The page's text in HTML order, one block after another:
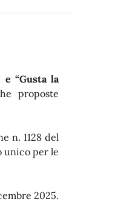
e “Gusta la
proposte
n. 1128 del
unico per le
2025.